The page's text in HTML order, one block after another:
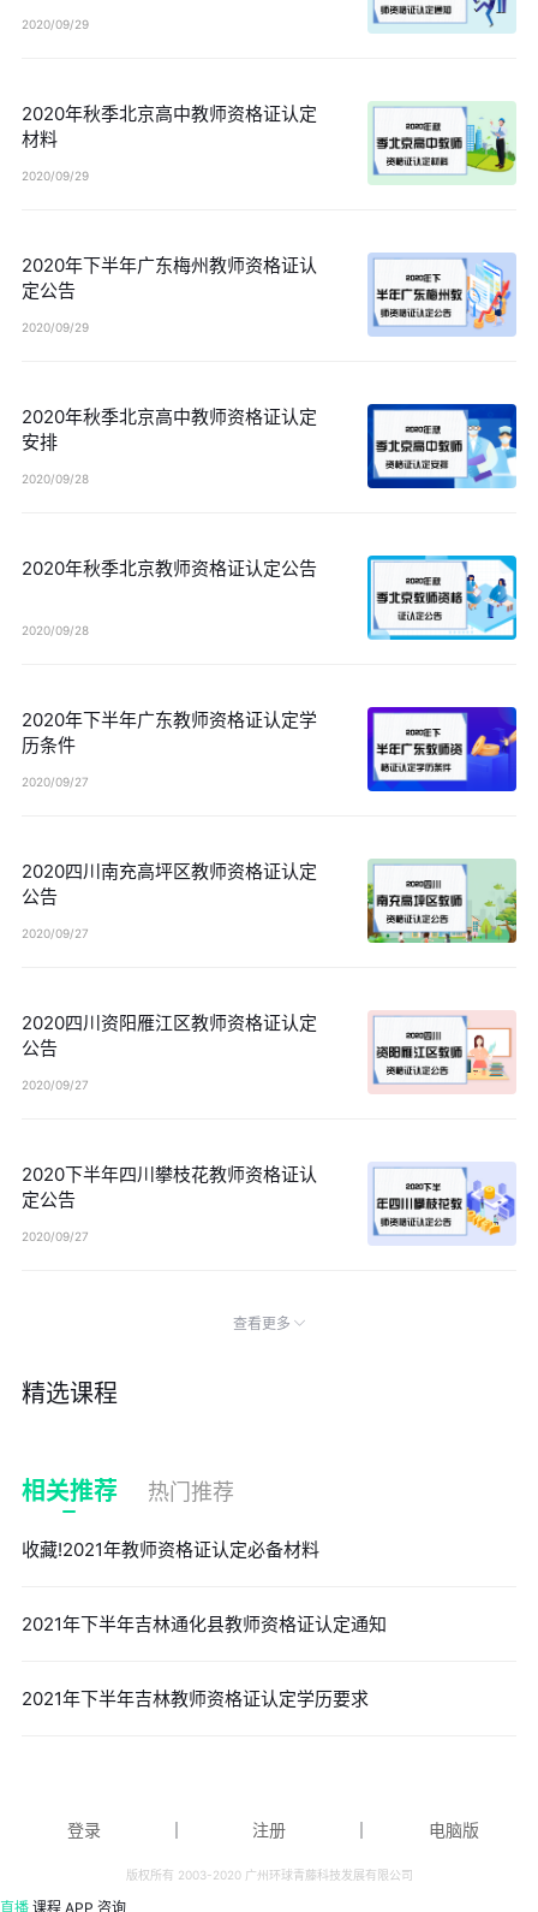
2020/09/29
2020年秋季北京高中教师资格证认定
材料
2020/09/29
2020年下半年广东梅州教师资格证认
定公告
2020/09/29
2020年秋季北京高中教师资格证认定
安排
2020/09/28
2020年秋季北京教师资格证认定公告
2020/09/28
2020年下半年广东教师资格证认定学
历条件
2020/09/27
2020四川南充高坪区教师资格证认定
公告
2020/09/27
2020四川资阳雁江区教师资格证认定
公告
2020/09/27
2020下半年四川攀枝花教师资格证认
定公告
2020/09/27
查看更多
精选课程
相关推荐 热门推荐
收藏!2021年教师资格证认定必备材料
2021年下半年吉林通化县教师资格证认定通知
2021年下半年吉林教师资格证认定学历要求
登录 注册 电脑版
版权所有 2003-2020 广州环球青藤科技发展有限公司
直播 课程 APP 咨询